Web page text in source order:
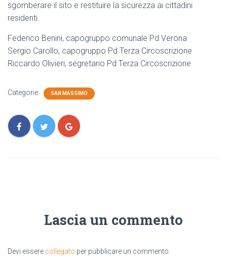
sgomberare il sito e restituire la sicurezza ai cittadini
residenti.
Federico Benini, capogruppo comunale Pd Verona
Sergio Carollo, capogruppo Pd Terza Circoscrizione
Riccardo Olivieri, segretario Pd Terza Circoscrizione
Categorie: SAN MASSIMO
Lascia un commento
Devi essere collegato per pubblicare un commento.